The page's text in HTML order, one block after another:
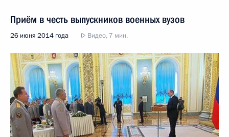
Приём в честь выпускников военных вузов
26 июня 2014 года Видео, 7 мин.